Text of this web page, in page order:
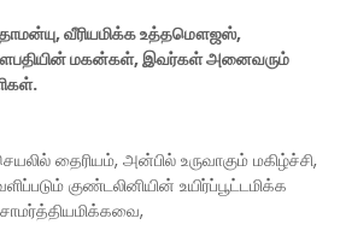
வீரியமிக்க உத்தமௌஜஸ்,
மகன்கள், இவர்கள் அனைவரும்
தைரியம், அன்பில் உருவாகும் மகிழ்ச்சி,
குண்டலினியின் உயிர்ப்பூட்டமிக்க